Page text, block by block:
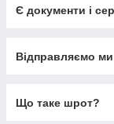
Є документи і
Відправляємо
Що таке шрот?